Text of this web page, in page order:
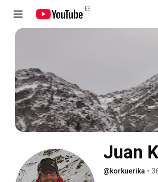
ES
Juan
@korkuerika •